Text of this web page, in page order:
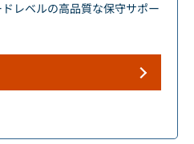
レベルの高品質な保守サポー